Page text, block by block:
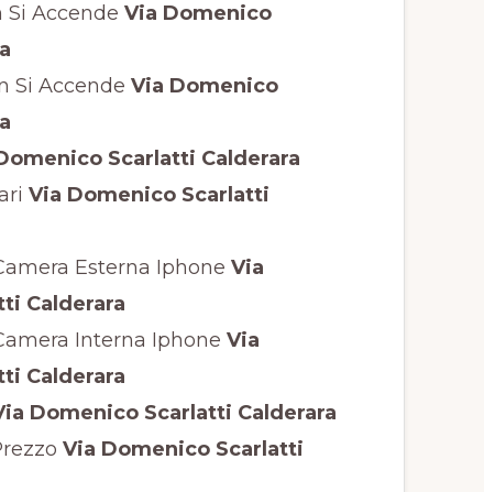
Si Accende Via Domenico
Si Accende Via Domenico
Scarlatti Calderara
Via Domenico Scarlatti
Esterna Iphone Via
Calderara
Interna Iphone Via
Calderara
Domenico Scarlatti Calderara
Via Domenico Scarlatti